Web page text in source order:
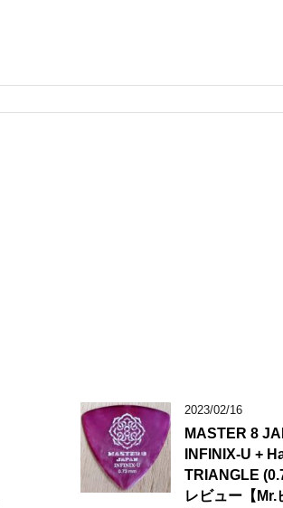
2023/02/16
MASTER 8
INFINIX-U +
TRIANGLE
レビュー【Mr.